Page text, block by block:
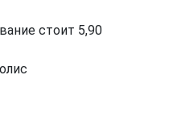
стоит 5,90